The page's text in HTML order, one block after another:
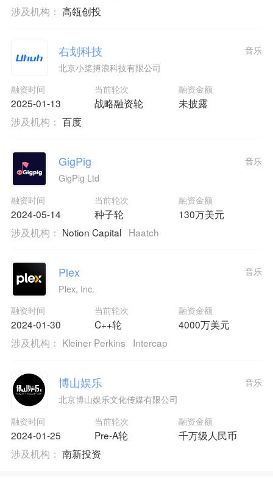
涉及机构： 高瓴创投
右划科技
北京小桨搏浪科技有限公司
融资时间
2025-01-13
当前轮次
战略融资轮
融资金额
未披露
音乐
涉及机构： 百度
GigPig
GigPig Ltd
融资时间
2024-05-14
当前轮次
种子轮
融资金额
130万美元
音乐
涉及机构： Notion Capital Haatch
Plex
Plex, Inc.
融资时间
2024-01-30
当前轮次
C++轮
融资金额
4000万美元
音乐
涉及机构： Kleiner Perkins Intercap
博山娱乐
北京博山娱乐文化传媒有限公司
融资时间
2024-01-25
当前轮次
Pre-A轮
融资金额
千万级人民币
音乐
涉及机构： 南新投资